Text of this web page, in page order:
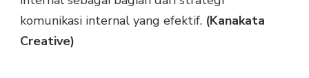
komunikasi internal yang efektif. (Kanakata
Creative)